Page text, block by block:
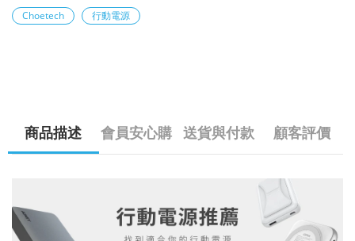
Choetech 行動電源
商品描述 會員安心購 送貨與付款 顧客評價